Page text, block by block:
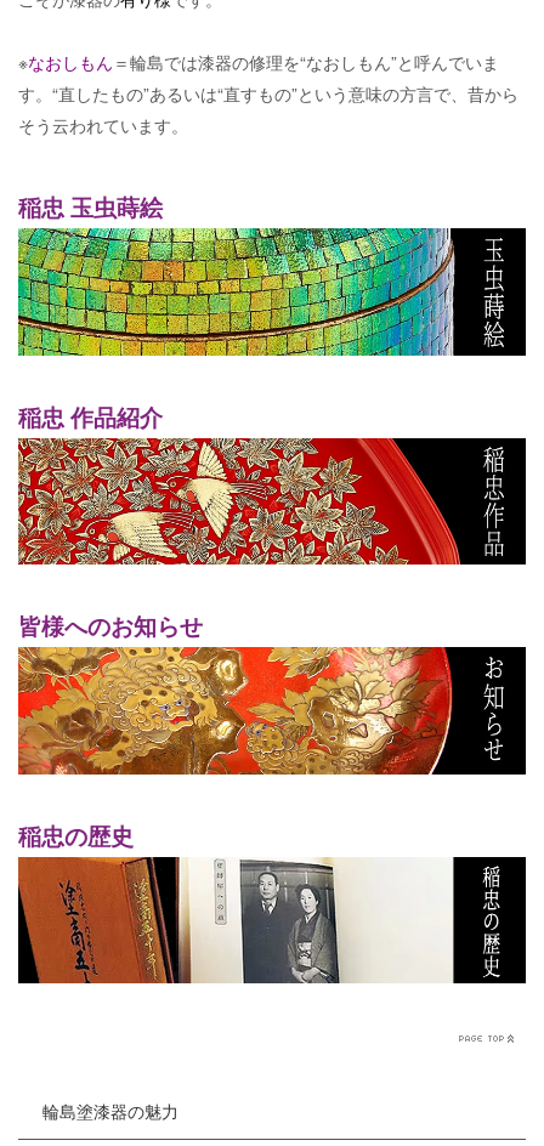
※なおしもん ＝輪島では漆器の修理を“なおしもん”と呼んでいま
す。“直したもの”あるいは“直すもの”という意味の方言で、昔から
そう云われています。
稲忠 玉虫蒔絵
稲忠 作品紹介
皆様へのお知らせ
稲忠の歴史
輪島塗漆器の魅力